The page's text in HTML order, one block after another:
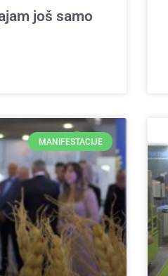
još samo
MANIFESTACIJE